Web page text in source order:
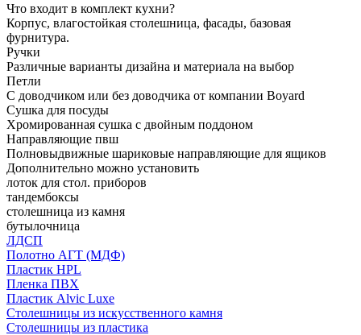
Что входит в комплект кухни?
Корпус, влагостойкая столешница, фасады, базовая
фурнитура.
Ручки
Различные варианты дизайна и материала на выбор
Петли
С доводчиком или без доводчика от компании Boyard
Сушка для посуды
Хромированная сушка с двойным поддоном
Направляющие пвш
Полновыдвижные шариковые направляющие для ящиков
Дополнительно можно установить
лоток для стол. приборов
тандембоксы
столешница из камня
бутылочница
ЛДСП
Полотно АГТ (МДФ)
Пластик HPL
Пленка ПВХ
Пластик Alvic Luxe
Столешницы из искусственного камня
Столешницы из пластика